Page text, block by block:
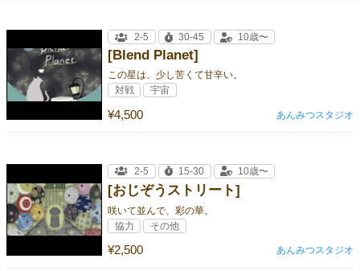
[Blend Planet]
この星は、少し苦くて甘辛い。
¥4,500
2-5 30-45 10歳〜
対戦 宇宙
あんみつスタジオ
[おじぞうストリート]
咲いて並んで、彩の華。
¥2,500
2-5 15-30 10歳〜
協力 その他
あんみつスタジオ